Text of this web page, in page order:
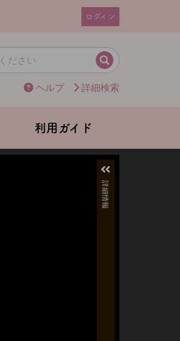
ユ
ー
ー
ア
ウ
ト
ログイン
検索
ヘルプ 詳細検索
利用ガイド